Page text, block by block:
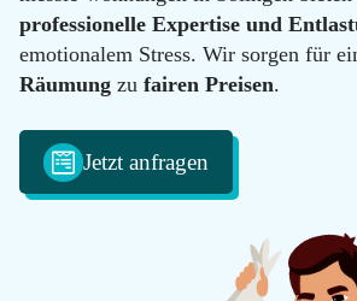
professionelle Expertise und
emotionalem Stress. Wir sorgen für
Räumung zu fairen Preisen.
Jetzt anfragen
info@messie-
wohnungen.de